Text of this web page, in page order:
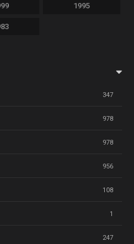
1995
347
978
978
956
108
1
247